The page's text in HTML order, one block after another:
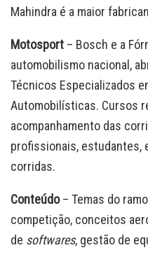
Mahindra é a maior
Motosport – Bosch e a
automobilismo nacional,
Técnicos Especializados
Automobilísticas. Cursos
acompanhamento das
profissionais, estudantes,
corridas.
Conteúdo– Temas do
competição, conceitos
de softwares, gestão de